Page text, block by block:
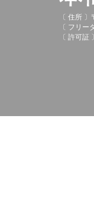
〔 住所
〔 フリ
〔 許可